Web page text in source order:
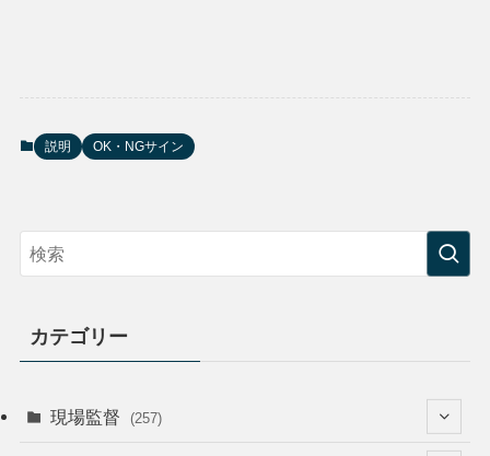
説明 OK・NGサイン
カテゴリー
現場監督 (257)